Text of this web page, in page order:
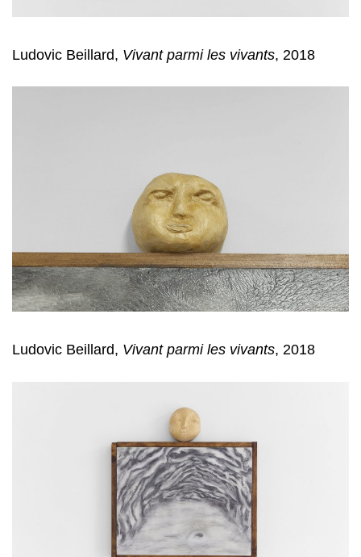
Ludovic Beillard, Vivant parmi les vivants, 2018
Ludovic Beillard, Vivant parmi les vivants, 2018